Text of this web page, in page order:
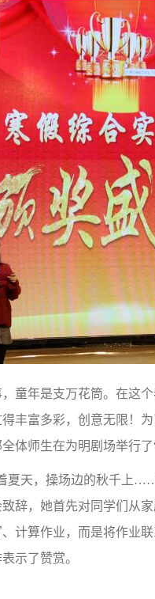
童年是支万花筒。在这
丰富多彩，创意无限！
体师生在为明剧场举行了
夏天，操场边的秋千上
辞，她首先对同学们从
计算作业，而是将作业
示了赞赏。